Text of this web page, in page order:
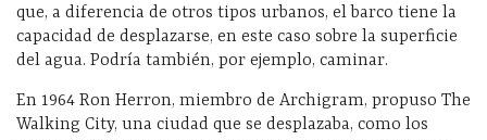
que, a diferencia de otros tipos urbanos, el barco tiene la
capacidad de desplazarse, en este caso sobre la superficie
del agua. Podría también, por ejemplo, caminar.
En 1964 Ron Herron, miembro de Archigram, propuso The
Walking City, una ciudad que se desplazaba, como los